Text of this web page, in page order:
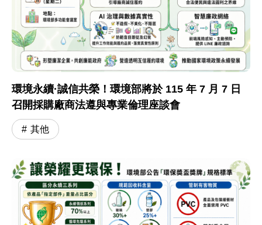
環境永續·誠信共榮！環境部將於 115 年 7 月 7 日
召開採購廠商法遵與專業倫理座談會
其他